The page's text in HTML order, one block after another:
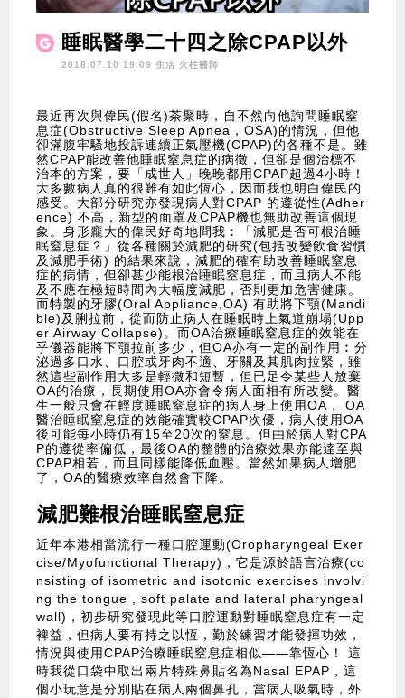
睡眠醫學二十四之除CPAP以外
2018.07.10 19:09 生活 火柱醫師
最近再次與偉民(假名)茶聚時，自不然向他詢問睡眠窒
息症(Obstructive Sleep Apnea，OSA)的情況，但他
卻滿腹牢騷地投訴連續正氣壓機(CPAP)的各種不是。雖
然CPAP能改善他睡眠窒息症的病徵，但卻是個治標不
治本的方案，要「成世人」晚晚都用CPAP超過4小時！
大多數病人真的很難有如此恆心，因而我也明白偉民的
感受。大部分研究亦發現病人對CPAP 的遵從性(Adher
ence) 不高，新型的面罩及CPAP機也無助改善這個現
象。身形龐大的偉民好奇地問我︰「減肥是否可根治睡
眠窒息症？」從各種關於減肥的研究(包括改變飲食習慣
及減肥手術) 的結果來說，減肥的確有助改善睡眠窒息
症的病情，但卻甚少能根治睡眠窒息症，而且病人不能
及不應在極短時間內大幅度減肥，否則更加危害健康。
而特製的牙膠(Oral Appliance,OA) 有助將下顎(Mandi
ble)及脷拉前，從而防止病人在睡眠時上氣道崩塌(Upp
er Airway Collapse)。而OA治療睡眠窒息症的效能在
乎儀器能將下顎拉前多少，但OA亦有一定的副作用︰分
泌過多口水、口腔或牙肉不適、牙關及其肌肉拉緊，雖
然這些副作用大多是輕微和短暫，但已足令某些人放棄
OA的治療，長期使用OA亦會令病人面相有所改變。醫
生一般只會在輕度睡眠窒息症的病人身上使用OA， OA
醫治睡眠窒息症的效能確實較CPAP次優，病人使用OA
後可能每小時仍有15至20次的窒息。但由於病人對CPA
P的遵從率偏低，最後OA的整體的治療效果亦能達至與
CPAP相若，而且同樣能降低血壓。當然如果病人增肥
了，OA的醫療效率自然會下降。
減肥難根治睡眠窒息症
近年本港相當流行一種口腔運動(Oropharyngeal Exer
cise/Myofunctional Therapy)，它是源於語言治療(co
nsisting of isometric and isotonic exercises involvi
ng the tongue , soft palate and lateral pharyngeal
wall)，初步研究發現此等口腔運動對睡眠窒息症有一定
裨益，但病人要有持之以恆，勤於練習才能發揮功效，
情況與使用CPAP治療睡眠窒息症相似——靠恆心！ 這
時我從口袋中取出兩片特殊鼻貼名為Nasal EPAP，這
個小玩意是分別貼在病人兩個鼻孔，當病人吸氣時，外